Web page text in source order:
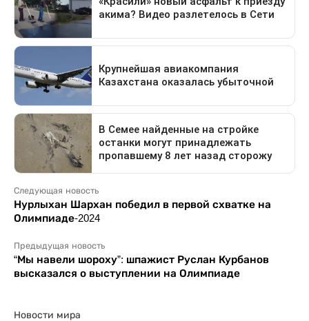
Следующая новость
Нурлыхан Шархан победил в первой схватке на
Олимпиаде-2024
Предыдущая новость
“Мы навели шороху”: шпажист Руслан Курбанов
высказался о выступлении на Олимпиаде
Новости мира